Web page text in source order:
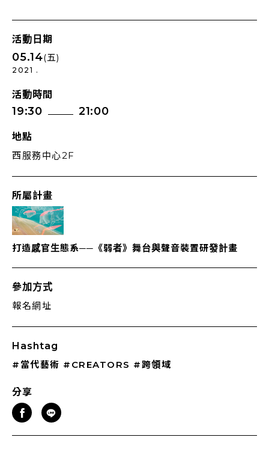
活動日期
05.14(五)
2021 .
活動時間
19:30 21:00
地點
西服務中心2F
所屬計畫
打造感官生態系──《弱者》舞台與聲音裝置研發計畫
參加方式
報名網址
Hashtag
#當代藝術 #CREATORS #跨領域
分享